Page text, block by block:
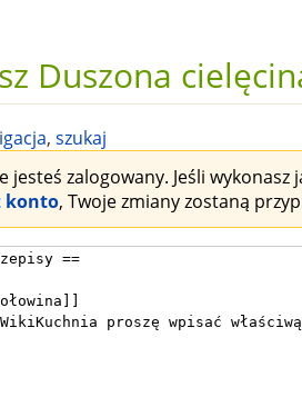
Duszona
, szukaj
jesteś zalogowany. Jeśli
konto, Twoje zmiany zostaną